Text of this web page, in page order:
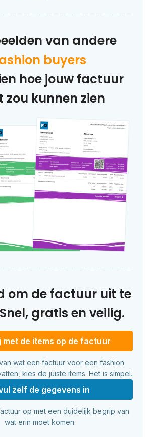
van andere
buyers
hoe jouw factuur
zou kunnen zien
om de factuur uit te
gratis en veilig.
met de items op de factuur
wat een factuur voor een fashion
kies de juiste items. Het is simpel.
zelf de gegevens in
op met een duidelijk begrip van
wat erin moet komen.